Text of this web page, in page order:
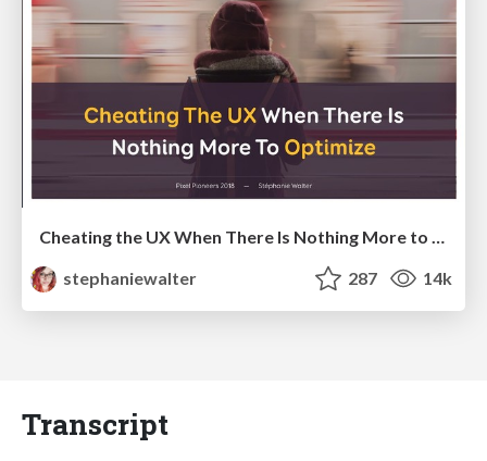
Cheating the UX When There Is Nothing More to Optimize - PixelPioneers
stephaniewalter
287 14k
Transcript